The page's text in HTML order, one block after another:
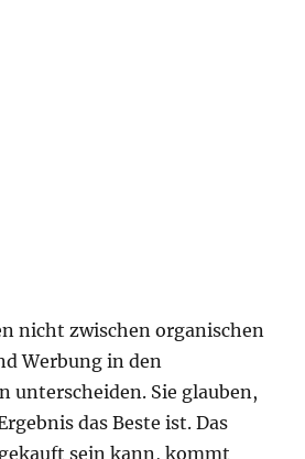
nicht zwischen organischen
Werbung in den
unterscheiden. Sie glauben,
das Beste ist. Das
sein kann, kommt